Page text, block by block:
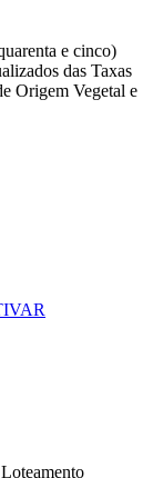
e cinco)
das Taxas
Origem Vegetal e